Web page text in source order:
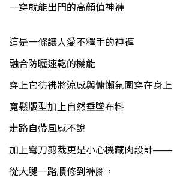
一穿就能出門的高顏值神褲
這是一條讓人愛不釋手的神褲
融合防曬速乾的機能
穿上它彷彿將涼感與慵懶氛圍穿在身上
寬鬆版型加上自然垂墜布料
走路自帶風感不說
加上彎刀剪裁更是小心機藏肉設計——
從大腿一路順修到褲腳，